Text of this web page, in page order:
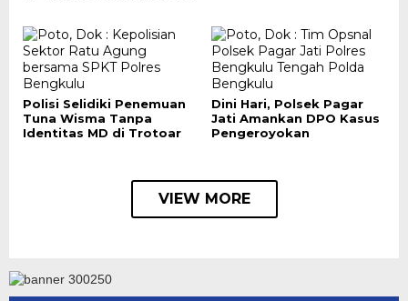
Polisi Selidiki Penemuan
Tuna Wisma Tanpa
Identitas MD di Trotoar
Dini Hari, Polsek Pagar
Jati Amankan DPO Kasus
Pengeroyokan
VIEW MORE